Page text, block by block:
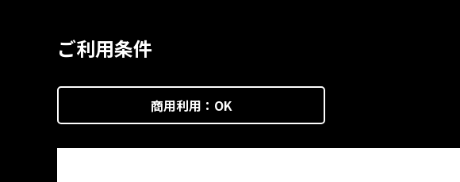
ご利用条件
商用利用： OK